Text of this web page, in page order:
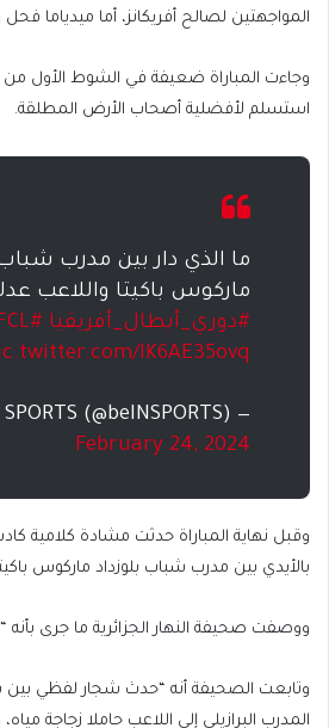
المواجهتين لصالح أفريكانز، أما ميدياما فحل رابعا
وجاءت المباراة ضعيفة في الشوط الأول من
استسلم لأفضلية أصحاب الأرض المطلقة.
ما الذي دار بين مدرب شباب
ماركوس باكيتا واللاعب
#دوري_أبطال_أفريقيا #CAFCL
lK6AE35ovq
— beIN SPORTS (@beINSPORTS)
February 24, 2024
وقبل نهاية المباراة حدثت مشادة كلامية
بالأيدي بين مدرب شباب بلوزداد ماركوس
ووصفت صحيفة النهار الجزائرية ما جرى بأنه
وتابعت الصحيفة أنه “حدث شجار لفظي بين
المدرب البرازيلي إلى اللاعب حاملا زجاجة